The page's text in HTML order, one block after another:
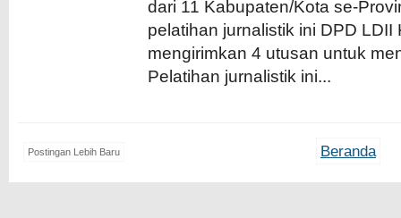
dari 11 Kabupaten/Kota se-
pelatihan jurnalistik ini DPD
mengirimkan 4 utusan untuk
Pelatihan jurnalistik ini...
Postingan Lebih Baru Beranda